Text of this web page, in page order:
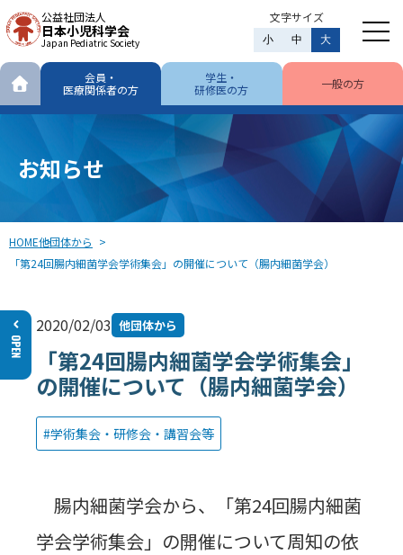
公益社団法人
日本小児科学会
Japan Pediatric Society
文字サイズ
小 中 大
会員・
医療関係者の方
学生・
研修医の方
一般の方
お知らせ
HOME他団体から
「第24回腸内細菌学会学術集会」の開催について（腸内細菌学会）
2020/02/03 他団体から
「第24回腸内細菌学会学術集会」
の開催について（腸内細菌学会）
学術集会・研修会・講習会等
腸内細菌学会から、「第24回腸内細菌
学会学術集会」の開催について周知の依